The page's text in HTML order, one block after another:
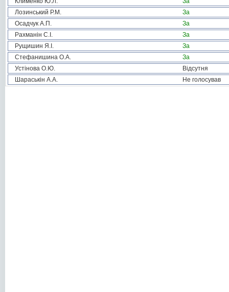
Лозинський Р.М.
За
Осадчук А.П.
За
Рахманін С.І.
За
Рущишин Я.І.
За
Стефанишина О.А.
За
Устінова О.Ю.
Відсутня
Шараськін А.А.
Не голосував